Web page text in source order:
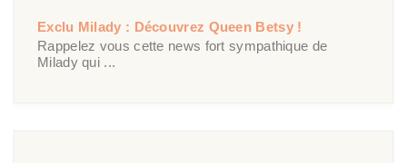
Exclu Milady : Découvrez Queen Betsy !
Rappelez vous cette news fort sympathique de
Milady qui ...